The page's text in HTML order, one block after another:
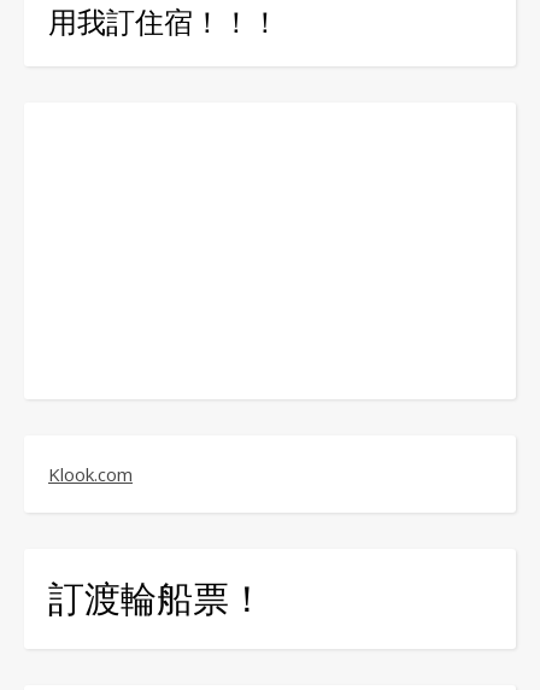
用我訂住宿！！！
Klook.com
訂渡輪船票！